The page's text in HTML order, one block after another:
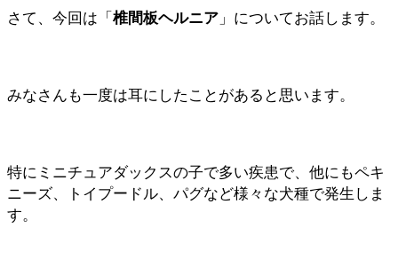
さて、今回は「椎間板ヘルニア 」についてお話します。
みなさんも一度は耳にしたことがあると思います。
特にミニチュアダックスの子で多い疾患で、他にもペキ
ニーズ、トイプードル、パグなど様々な犬種で発生しま
す。